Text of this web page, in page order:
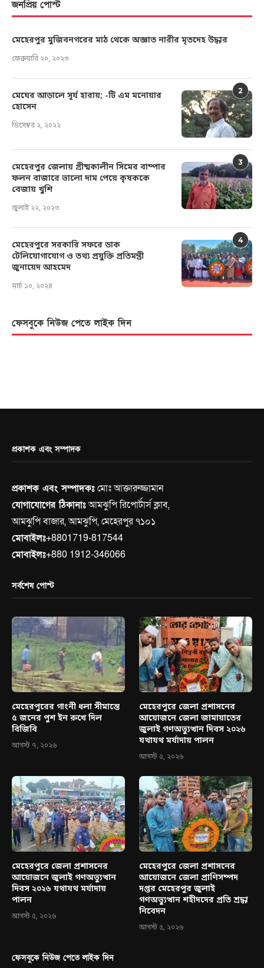
জনপ্রিয় পোস্ট
মেহেরপুর মুজিবনগরের মাঠ থেকে অজ্ঞাত নারীর মৃতদেহ উদ্ধার
ফেব্রুয়ারি ২০, ২০২৩
2
মেঘের আড়ালে সূর্য হারায়; -টি এম মনোয়ার
হোসেন
ডিসেম্বর ২, ২০২২
3
মেহেরপুর জেলায় গ্রীষ্মকালীন সিমের বাম্পার
ফলন বাজারে ভালো দাম পেয়ে কৃষককে
বেজায় খুশি
জুলাই ২২, ২০২৩
4
মেহেরপুরে সরকারি সফরে ডাক
টেলিযোগাযোগ ও তথ্য প্রযুক্তি প্রতিমন্ত্রী
জুনায়েদ আহমেদ
মার্চ ১০, ২০২৪
ফেসবুকে নিউজ পেতে লাইক দিন
প্রকাশক এবং সম্পাদক
প্রকাশক এবং সম্পাদকঃমোঃ আক্তারুজ্জামান
যোগাযোগের ঠিকানাঃআমঝুপি রিপোর্টার্স ক্লাব,
আমঝুপি বাজার, আমঝুপি, মেহেরপুর ৭১০১
মোবাইলঃ+8801719-817544
মোবাইলঃ+880 1912-346066
সর্বশেষ পোস্ট
মেহেরপুরের গাংনী ধলা সীমান্তে
৫ জনের পুশ ইন রুখে দিল
বিজিবি
আগস্ট ৭, ২০২৬
মেহেরপুরে জেলা প্রশাসনের
আয়োজনে জেলা জামায়াতের
জুলাই গণঅভ্যুত্থান দিবস ২০২৬
যথাযথ মর্যাদায় পালন
আগস্ট ৫, ২০২৬
মেহেরপুরে জেলা প্রশাসনের
আয়োজনে জুলাই গণঅভ্যুত্থান
দিবস ২০২৬ যথাযথ মর্যাদায়
পালন
আগস্ট ৫, ২০২৬
মেহেরপুরে জেলা প্রশাসনের
আয়োজনে জেলা প্রাণিসম্পদ
দপ্তর মেহেরপুর জুলাই
গণঅভ্যুত্থান শহীদদের প্রতি শ্রদ্ধা
নিবেদন
আগস্ট ৫, ২০২৬
ফেসবুকে নিউজ পেতে লাইক দিন